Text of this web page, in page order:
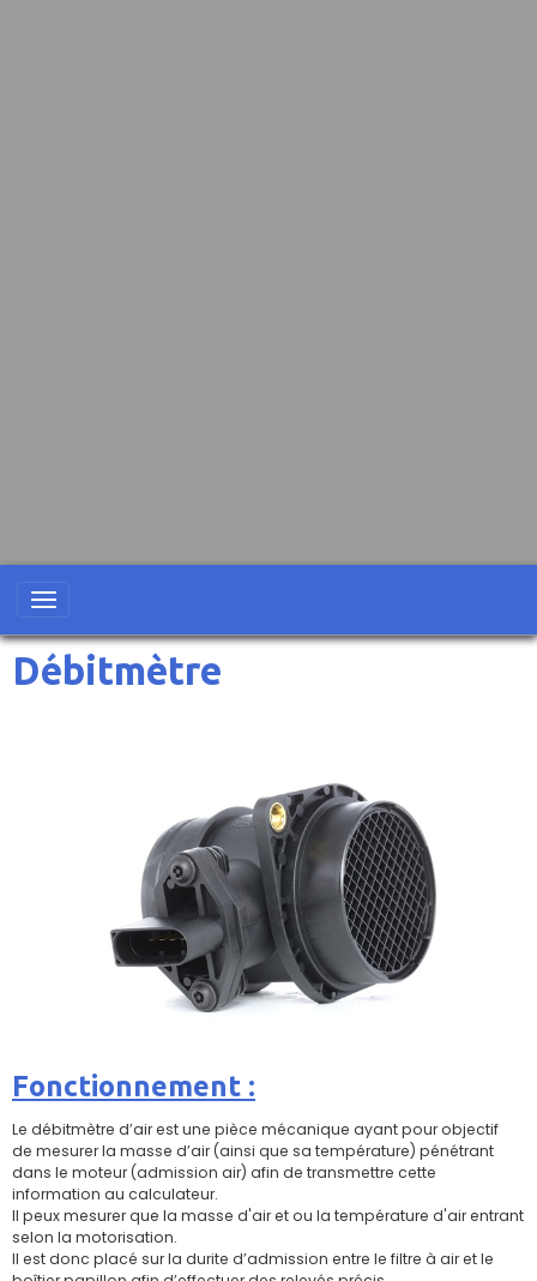
Débitmètre
Fonctionnement :
Le débitmètre d’air est une pièce mécanique ayant pour objectif
de mesurer la masse d’air (ainsi que sa température) pénétrant
dans le moteur (admission air) afin de transmettre cette
information au calculateur.
Il peux mesurer que la masse d'air et ou la température d'air entrant
selon la motorisation.
Il est donc placé sur la durite d’admission entre le filtre à air et le